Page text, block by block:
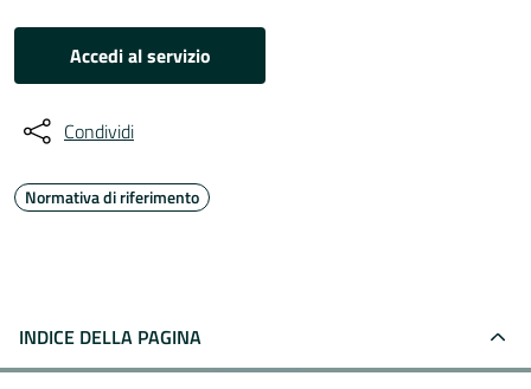
Accedi al servizio
Condividi
Normativa di riferimento
INDICE DELLA PAGINA